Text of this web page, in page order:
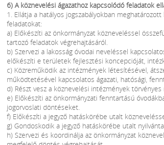
6) A köznevelési ágazathoz kapcsolódó feladatok
1. Ellátja a hatályos jogszabályokban
feladatokat:
a) Előkészíti az önkormányzat közneveléssel
tartozó feladatok végrehajtásáról.
b) Szervezi a lakosság óvodai neveléssel
előkészíti e területek fejlesztési koncepcióját,
c) Közreműködik az intézmények létesítésével,
működtetésével kapcsolatos ágazati, hatósági,
d) Részt vesz a köznevelési intézmények
e) Előkészíti az önkormányzati fenntartású
jogorvoslati döntéseket.
f) Előkészíti a jegyző hatáskörébe utalt
g) Gondoskodik a jegyző hatáskörébe utalt
h) Szervezi és koordinálja az önkormányzat